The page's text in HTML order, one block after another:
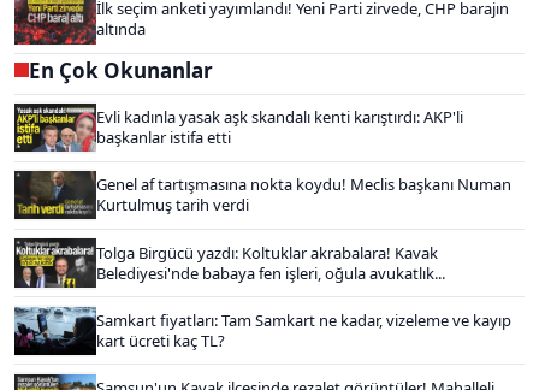
İlk seçim anketi yayımlandı! Yeni Parti zirvede, CHP barajın
altında
En Çok Okunanlar
Evli kadınla yasak aşk skandalı kenti karıştırdı: AKP'li
başkanlar istifa etti
Genel af tartışmasına nokta koydu! Meclis başkanı Numan
Kurtulmuş tarih verdi
Tolga Birgücü yazdı: Koltuklar akrabalara! Kavak
Belediyesi'nde babaya fen işleri, oğula avukatlık...
Samkart fiyatları: Tam Samkart ne kadar, vizeleme ve kayıp
kart ücreti kaç TL?